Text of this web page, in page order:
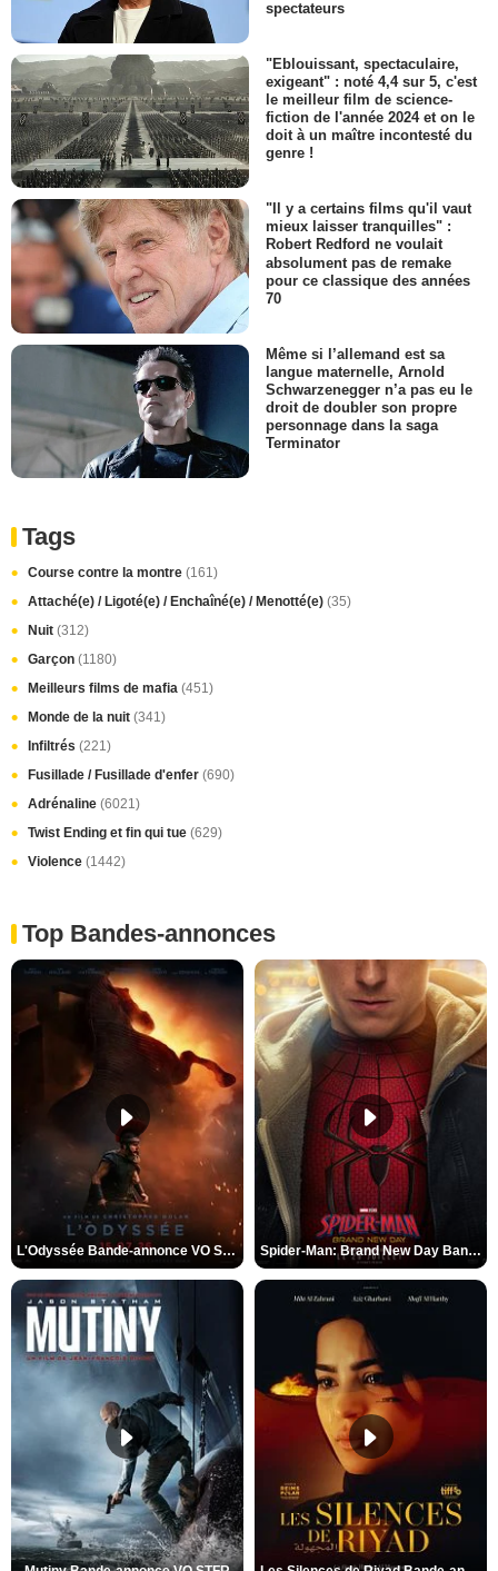
spectateurs
"Eblouissant, spectaculaire,
exigeant" : noté 4,4 sur 5, c'est
le meilleur film de science-
fiction de l'année 2024 et on le
doit à un maître incontesté du
genre !
"Il y a certains films qu'il vaut
mieux laisser tranquilles" :
Robert Redford ne voulait
absolument pas de remake
pour ce classique des années
70
Même si l’allemand est sa
langue maternelle, Arnold
Schwarzenegger n’a pas eu le
droit de doubler son propre
personnage dans la saga
Terminator
Tags
Course contre la montre (161)
Attaché(e) / Ligoté(e) / Enchaîné(e) / Menotté(e) (35)
Nuit (312)
Garçon (1180)
Meilleurs films de mafia (451)
Monde de la nuit (341)
Infiltrés (221)
Fusillade / Fusillade d'enfer (690)
Adrénaline (6021)
Twist Ending et fin qui tue (629)
Violence (1442)
Top Bandes-annonces
L'Odyssée Bande-annonce VO STFR Spider-Man: Brand New Day Bande-annonce VO STFR